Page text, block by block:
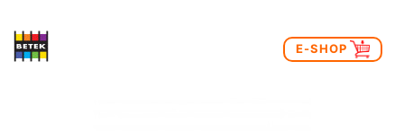
E-SHOP